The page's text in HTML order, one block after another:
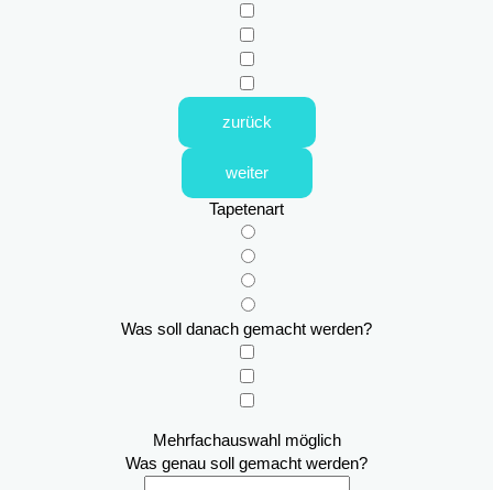
zurück
weiter
Tapetenart
Was soll danach gemacht werden?
Mehrfachauswahl möglich
Was genau soll gemacht werden?